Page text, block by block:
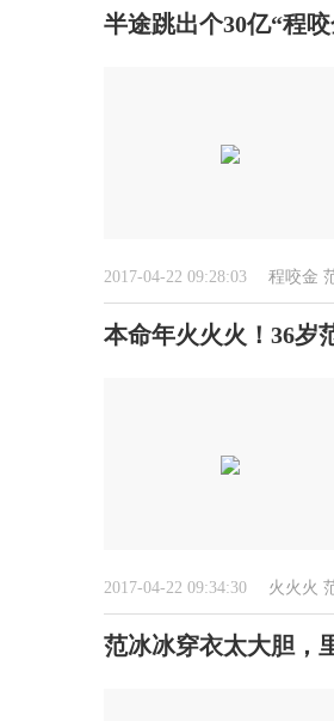
半途跳出个30亿“程
2017-04-22 09:28:03 程咬金
本命年火火火！36岁
2017-04-22 09:34:30 火火火
范冰冰穿衣太大胆，